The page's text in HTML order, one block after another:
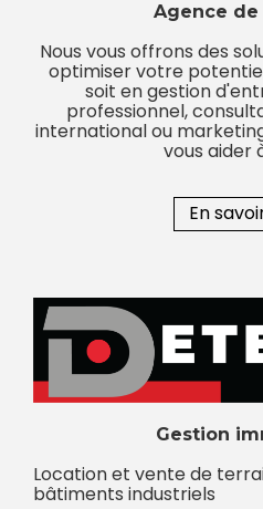
Agence de
Nous vous offrons des
optimiser votre
soit en gestion
professionnel,
international ou
vous aider
En
Gestion
Location et vente de
bâtiments industriels